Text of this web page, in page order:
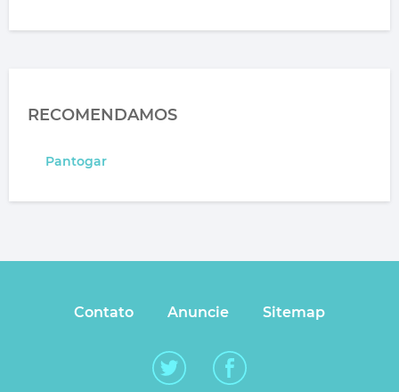
RECOMENDAMOS
Pantogar
Contato Anuncie Sitemap